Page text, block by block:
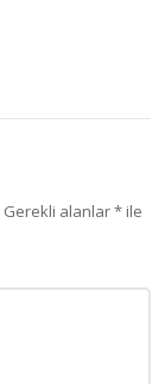
Gerekli alanlar* ile